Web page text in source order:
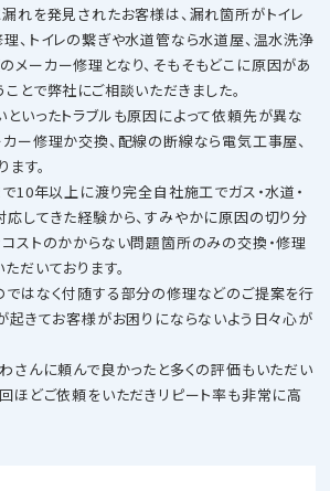
れを発見されたお客様は、漏れ箇所がトイレ
、トイレの繋ぎや水道管なら水道屋、温水洗浄
メーカー修理となり、そもそもどこに原因があ
とで弊社にご相談いただきました。
いったトラブルも原因によって依頼先が異な
ー修理か交換、配線の断線なら電気工事屋、
す。
10年以上に渡り完全自社施工でガス・水道・
応してきた経験から、すみやかに原因の切り分
コストのかからない問題箇所のみの交換・修理
だいております。
ではなく付随する部分の修理などのご提案を行
起きてお客様がお困りにならないよう日々心が
さんに頼んで良かったと多くの評価もいただい
ほどご依頼をいただきリピート率も非常に高